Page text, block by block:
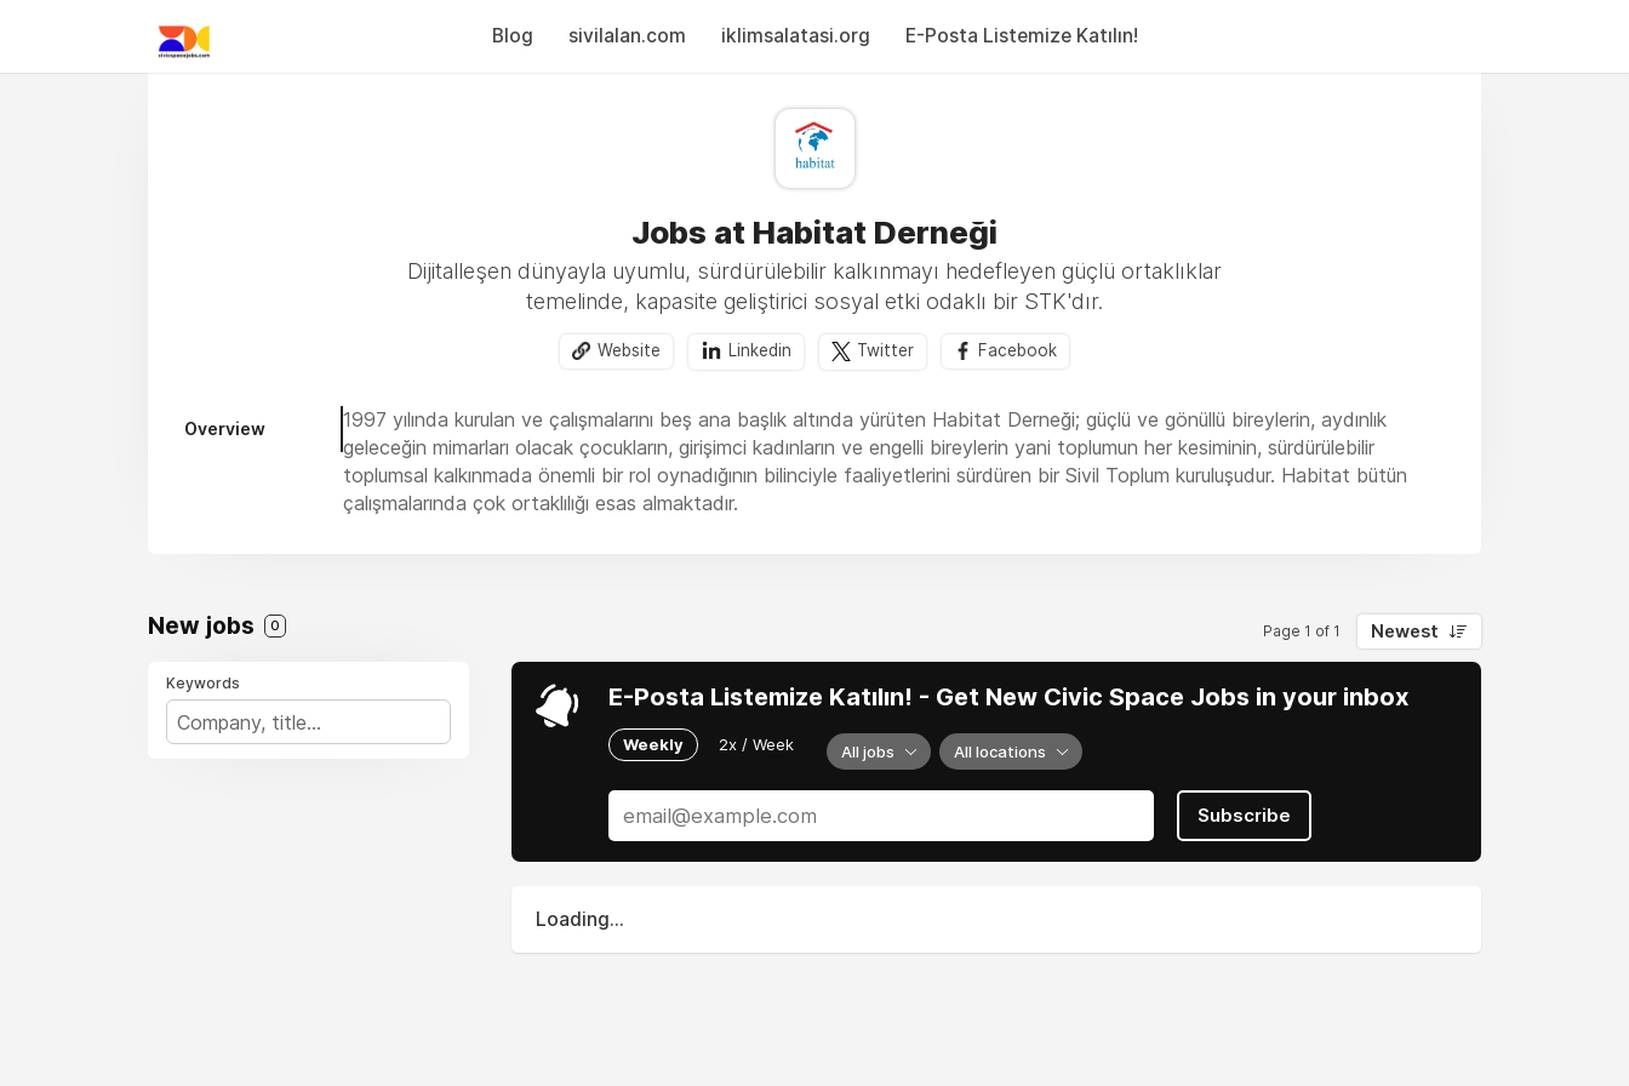
Blog sivilalan.com iklimsalatasi.org E-Posta Listemize Katılın!
Jobs at Habitat Derneği
Dijitalleşen dünyayla uyumlu, sürdürülebilir kalkınmayı hedefleyen güçlü ortaklıklar
temelinde, kapasite geliştirici sosyal etki odaklı bir STK'dır.
Website Linkedin Twitter Facebook
Overview
1997 yılında kurulan ve çalışmalarını beş ana başlık altında yürüten Habitat Derneği; güçlü ve gönüllü bireylerin, aydınlık
geleceğin mimarları olacak çocukların, girişimci kadınların ve engelli bireylerin yani toplumun her kesiminin, sürdürülebilir
toplumsal kalkınmada önemli bir rol oynadığının bilinciyle faaliyetlerini sürdüren bir Sivil Toplum kuruluşudur. Habitat bütün
çalışmalarında çok ortaklılığı esas almaktadır.
New jobs 0 Page 1 of 1 Newest
Keywords E-Posta Listemize Katılın! - Get New Civic Space Jobs in your inbox
Weekly 2x / Week All jobs All locations
Subscribe
Loading...